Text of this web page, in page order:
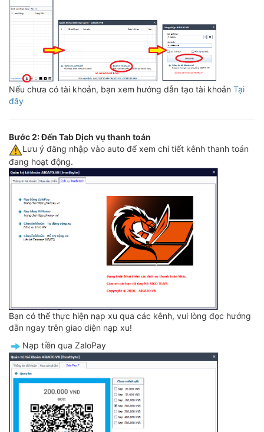
Nếu chưa có tài khoản, bạn xem hướng dẫn tạo tài khoản Tại
đây
Bước 2: Đến Tab Dịch vụ thanh toán
️Lưu ý đăng nhập vào auto để xem chi tiết kênh thanh toán
đang hoạt động.
Bạn có thể thực hiện nạp xu qua các kênh, vui lòng đọc hướng
dẫn ngay trên giao diện nạp xu!
️Nạp tiền qua ZaloPay